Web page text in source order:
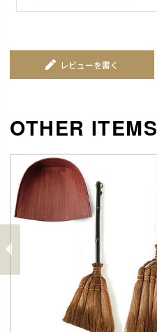
レビューを書く
前
へ